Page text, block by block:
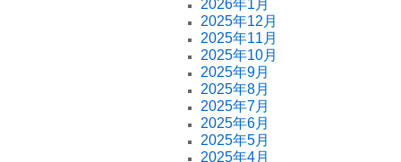
2026年1月
2025年12月
2025年11月
2025年10月
2025年9月
2025年8月
2025年7月
2025年6月
2025年5月
2025年4月